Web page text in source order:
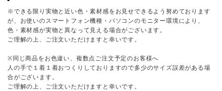
※できる限り実物と近い色・素材感をお見せできるよう努めております
が、お使いのスマートフォン機種・パソコンのモニター環境により、
色・素材感が実物と異なって見える場合がございます。
ご理解の上、ご注文いただけますと幸いです。
※同じ商品をお色違い、複数点ご注文予定のお客様へ
人の手で１着１着おつくりしておりますので多少のサイズ誤差がある場
合がございます。
ご理解の上、ご注文いただけますと幸いです。